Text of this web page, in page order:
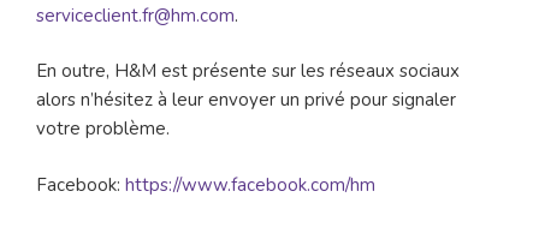
serviceclient.fr@hm.com.
En outre, H&M est présente sur les réseaux sociaux
alors n’hésitez à leur envoyer un privé pour signaler
votre problème.
Facebook: https://www.facebook.com/hm